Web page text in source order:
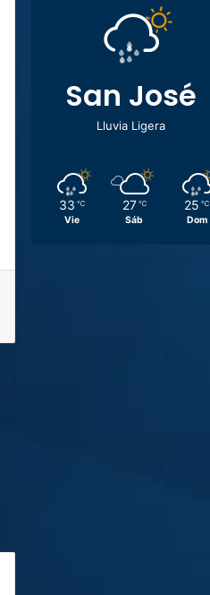
San José
Lluvia Ligera
33 ℃
Vie
27 ℃
Sáb
25 ℃
Dom